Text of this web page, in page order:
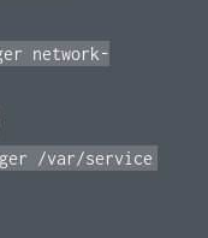
network-
/var/service